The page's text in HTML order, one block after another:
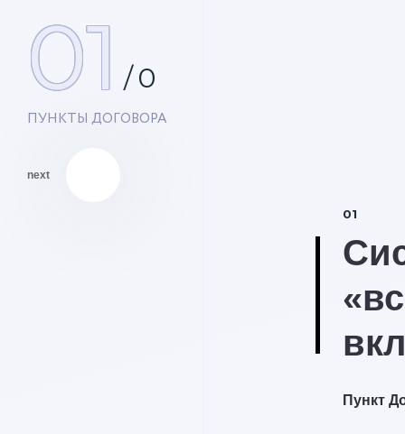
01 /0
ПУНКТЫ ДОГОВОРА
next
01
Пункт